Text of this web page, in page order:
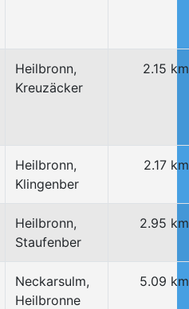
Heilbronn,
Kreuzäcker
2.15 km
Heilbronn,
Klingenber
2.17 km
Heilbronn,
Staufenber
2.95 km
Neckarsulm,
Heilbronne
5.09 km